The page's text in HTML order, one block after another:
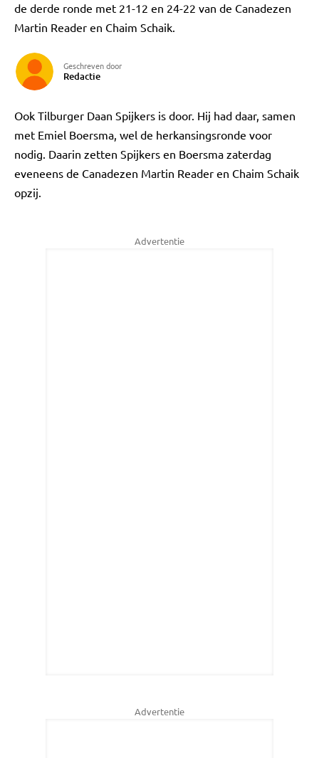
de derde ronde met 21-12 en 24-22 van de Canadezen
Martin Reader en Chaim Schaik.
Geschreven door
Redactie
Ook Tilburger Daan Spijkers is door. Hij had daar, samen
met Emiel Boersma, wel de herkansingsronde voor
nodig. Daarin zetten Spijkers en Boersma zaterdag
eveneens de Canadezen Martin Reader en Chaim Schaik
opzij.
Advertentie
Advertentie